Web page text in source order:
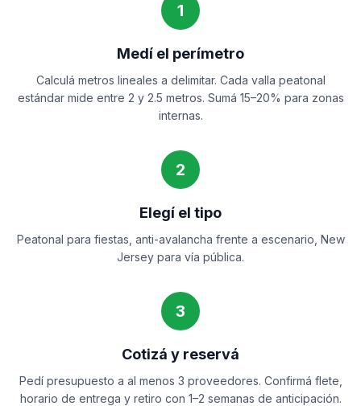
1
Medí el perímetro
Calculá metros lineales a delimitar. Cada valla peatonal
estándar mide entre 2 y 2.5 metros. Sumá 15–20% para zonas
internas.
2
Elegí el tipo
Peatonal para fiestas, anti-avalancha frente a escenario, New
Jersey para vía pública.
3
Cotizá y reservá
Pedí presupuesto a al menos 3 proveedores. Confirmá flete,
horario de entrega y retiro con 1–2 semanas de anticipación.